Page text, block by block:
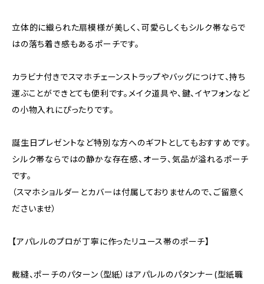
立体的に織られた扇模様が美しく、可愛らしくもシルク帯ならで
はの落ち着き感もあるポーチです。
カラビナ付きでスマホチェーンストラップやバッグにつけて、持ち
運ぶことができとても便利です。メイク道具や、鍵、イヤフォンなど
の小物入れにぴったりです。
誕生日プレゼントなど特別な方へのギフトとしてもおすすめです。
シルク帯ならではの静かな存在感、オーラ、気品が溢れるポーチ
です。
（スマホショルダーとカバーは付属しておりませんので、ご留意く
ださいませ）
【アパレルのプロが丁寧に作ったリユース帯のポーチ】
裁縫、ポーチのパターン（型紙）はアパレルのパタンナー(型紙職